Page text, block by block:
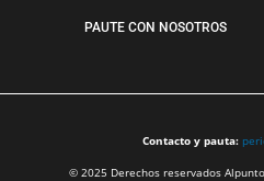
PAUTE CON NOSOTROS
Contacto y pauta:
© 2025 Derechos reservados